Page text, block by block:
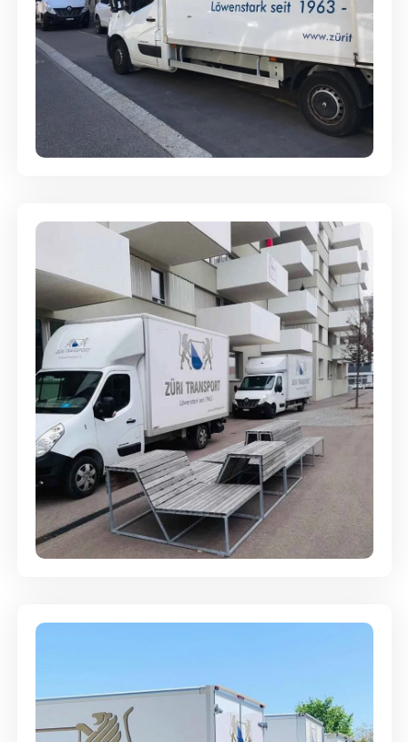
Full-Service - Für Privatumzüge
Umzugsreinigung - mit
Abgabegarantie